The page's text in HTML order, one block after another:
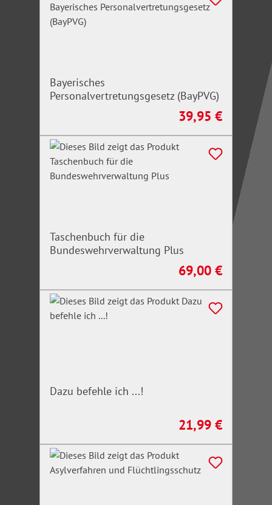
Bayerisches
Personalvertretungsgesetz (BayPVG)
Regulärer Preis:
39,95 €
Taschenbuch für die
Bundeswehrverwaltung Plus
Regulärer Preis:
69,00 €
Dazu befehle ich ...!
Regulärer Preis:
21,99 €